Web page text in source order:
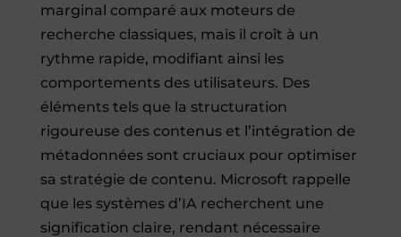
marginal comparé aux moteurs de
recherche classiques, mais il croît à un
rythme rapide, modifiant ainsi les
comportements des utilisateurs. Des
éléments tels que la structuration
rigoureuse des contenus et l’intégration de
métadonnées sont cruciaux pour optimiser
sa stratégie de contenu. Microsoft rappelle
que les systèmes d’IA recherchent une
signification claire, rendant nécessaire